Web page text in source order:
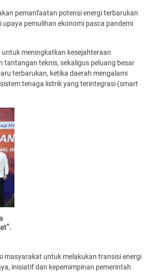
pemanfaatan potensi energi terbarukan
pemulihan ekonomi pasca pandemi
meningkatkan kesejahteraan
tantangan teknis, sekaligus peluang besar
terbarukan, ketika daerah mengalami
tenaga listrik yang terintegrasi (smart
masyarakat untuk melakukan transisi energi
inisiatif dan kepemimpinan pemerintah